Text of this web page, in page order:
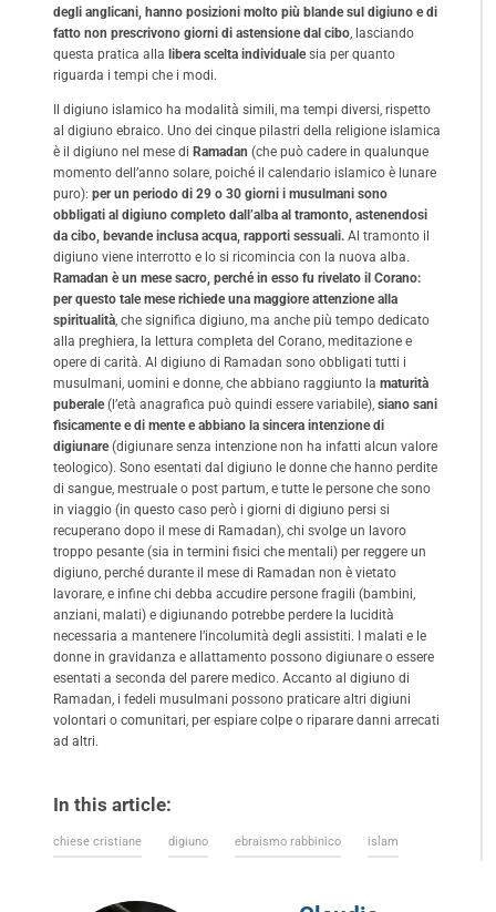
degli anglicani, hanno posizioni molto più blande sul digiuno e di
fatto non prescrivono giorni di astensione dal cibo , lasciando
questa pratica alla libera scelta individualesia per quanto
riguarda i tempi che i modi.
Il digiuno islamico ha modalità simili, ma tempi diversi, rispetto
al digiuno ebraico. Uno dei cinque pilastri della religione islamica
è il digiuno nel mese di Ramadan (che può cadere in qualunque
momento dell’anno solare, poiché il calendario islamico è lunare
puro): per un periodo di 29 o 30 giorni i musulmani sono
obbligati al digiuno completo dall’alba al tramonto, astenendosi
da cibo, bevande inclusa acqua, rapporti sessuali. Al tramonto il
digiuno viene interrotto e lo si ricomincia con la nuova alba.
Ramadan è un mese sacro, perché in esso fu rivelato il Corano:
per questo tale mese richiede una maggiore attenzione alla
spiritualità , che significa digiuno, ma anche più tempo dedicato
alla preghiera, la lettura completa del Corano, meditazione e
opere di carità. Al digiuno di Ramadan sono obbligati tutti i
musulmani, uomini e donne, che abbiano raggiunto la maturità
puberale(l’età anagrafica può quindi essere variabile), siano sani
fisicamente e di mente e abbiano la sincera intenzione di
digiunare(digiunare senza intenzione non ha infatti alcun valore
teologico). Sono esentati dal digiuno le donne che hanno perdite
di sangue, mestruale o post partum, e tutte le persone che sono
in viaggio (in questo caso però i giorni di digiuno persi si
recuperano dopo il mese di Ramadan), chi svolge un lavoro
troppo pesante (sia in termini fisici che mentali) per reggere un
digiuno, perché durante il mese di Ramadan non è vietato
lavorare, e infine chi debba accudire persone fragili (bambini,
anziani, malati) e digiunando potrebbe perdere la lucidità
necessaria a mantenere l’incolumità degli assistiti. I malati e le
donne in gravidanza e allattamento possono digiunare o essere
esentati a seconda del parere medico. Accanto al digiuno di
Ramadan, i fedeli musulmani possono praticare altri digiuni
volontari o comunitari, per espiare colpe o riparare danni arrecati
ad altri.
In this article:
chiese cristiane digiuno ebraismo rabbinico islam